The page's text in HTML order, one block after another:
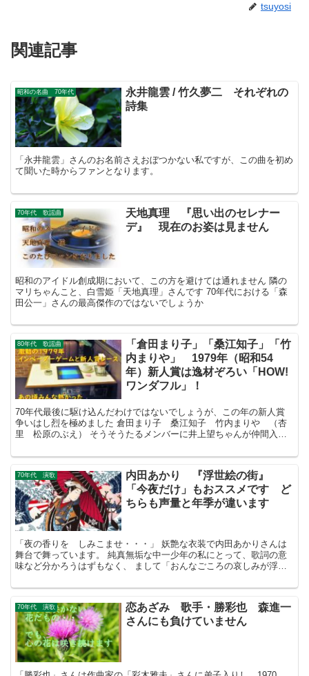
tsuyosi
関連記事
昭和の名曲 70年代
永井龍雲 / 竹久夢二 それぞれの
詩集
「永井龍雲」さんのお名前さえおぼつかない私ですが、この曲を初め
て聞いた時からファンとなります。
70年代 歌謡曲
天地真理 『思い出のセレナー
デ』 現在のお姿は見ません
昭和のアイドル創成期において、この方を避けては通れません 隣の
マリちゃんこと、白雪姫「天地真理」さんです 70年代における「森
田公一」さんの最高傑作のではないでしょうか
80年代 歌謡曲
「倉田まり子」「桑江知子」「竹
内まりや」 1979年（昭和54
年）新人賞は逸材ぞろい「HOW!
ワンダフル」！
70年代最後に駆け込んだわけではないでしょうが、この年の新人賞
争いはし烈を極めました 倉田まり子 桑江知子 竹内まりや （杏
里 松原のぶえ） そうそうたるメンバーに井上望ちゃんが仲間入り
70年代 演歌
内田あかり 『浮世絵の街』
「今夜だけ」もおススメです ど
ちらも声量と年季が違います
「夜の香りを しみこませ・・・」 妖艶な衣装で内田あかりさんは
舞台で舞っています。 純真無垢な中一少年の私にとって、歌詞の意
味など分かろうはずもなく、 まして「おんなごころの哀しみが浮世
います。
70年代 演歌
恋あざみ 歌手・勝彩也 森進一
さんにも負けていません